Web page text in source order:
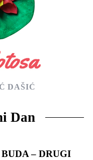
DAŠIĆ
Dan
– DRUGI